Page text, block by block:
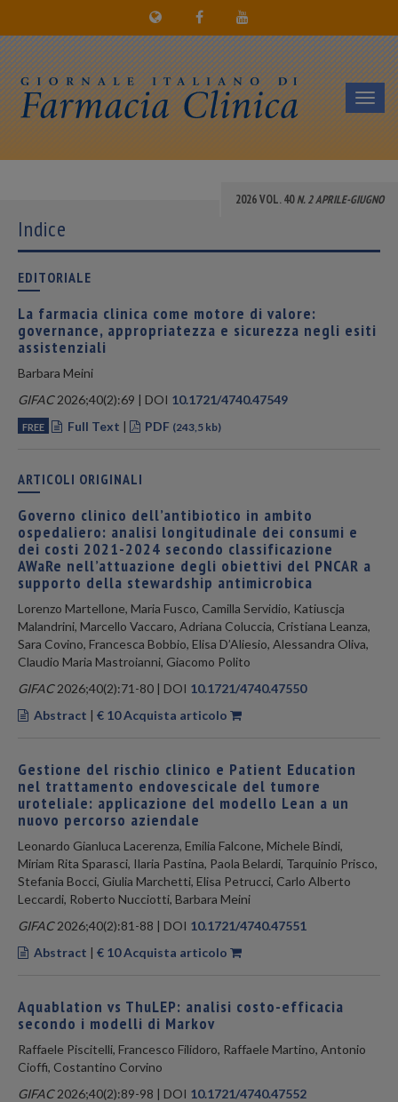
2026 VOL. 40N. 2 APRILE-GIUGNO
Indice
EDITORIALE
La farmacia clinica come motore di valore:
governance, appropriatezza e sicurezza negli esiti
assistenziali
Barbara Meini
GIFAC2026;40(2):69 | DOI 10.1721/4740.47549
FREE Full Text | PDF (243,5 kb)
ARTICOLI ORIGINALI
Governo clinico dell’antibiotico in ambito
ospedaliero: analisi longitudinale dei consumi e
dei costi 2021-2024 secondo classificazione
AWaRe nell’attuazione degli obiettivi del PNCAR a
supporto della stewardship antimicrobica
Lorenzo Martellone, Maria Fusco, Camilla Servidio, Katiuscja
Malandrini, Marcello Vaccaro, Adriana Coluccia, Cristiana Leanza,
Sara Covino, Francesca Bobbio, Elisa D’Aliesio, Alessandra Oliva,
Claudio Maria Mastroianni, Giacomo Polito
GIFAC2026;40(2):71-80 | DOI 10.1721/4740.47550
Abstract | € 10 Acquista articolo
Gestione del rischio clinico e Patient Education
nel trattamento endovescicale del tumore
uroteliale: applicazione del modello Lean a un
nuovo percorso aziendale
Leonardo Gianluca Lacerenza, Emilia Falcone, Michele Bindi,
Miriam Rita Sparasci, Ilaria Pastina, Paola Belardi, Tarquinio Prisco,
Stefania Bocci, Giulia Marchetti, Elisa Petrucci, Carlo Alberto
Leccardi, Roberto Nucciotti, Barbara Meini
GIFAC2026;40(2):81-88 | DOI 10.1721/4740.47551
Abstract | € 10 Acquista articolo
Aquablation vs ThuLEP: analisi costo-efficacia
secondo i modelli di Markov
Raffaele Piscitelli, Francesco Filidoro, Raffaele Martino, Antonio
Cioffi, Costantino Corvino
GIFAC2026;40(2):89-98 | DOI 10.1721/4740.47552